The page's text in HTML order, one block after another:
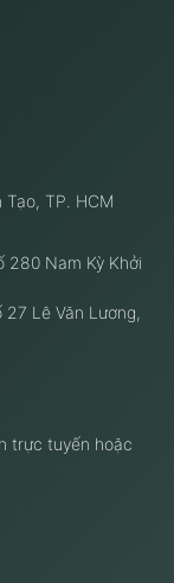
TP. HCM
280 Nam Kỳ Khởi
27 Lê Văn Lương,
trực tuyến hoặc